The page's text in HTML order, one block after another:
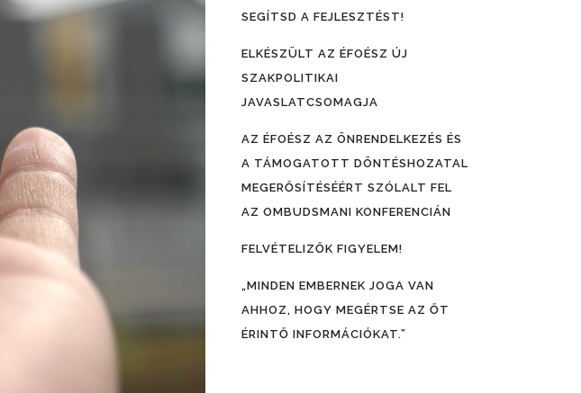
SEGÍTSD A FEJLESZTÉST!
ELKÉSZÜLT AZ ÉFOÉSZ ÚJ
SZAKPOLITIKAI
JAVASLATCSOMAGJA
AZ ÉFOÉSZ AZ ÖNRENDELKEZÉS ÉS
A TÁMOGATOTT DÖNTÉSHOZATAL
MEGERŐSÍTÉSÉÉRT SZÓLALT FEL
AZ OMBUDSMANI KONFERENCIÁN
FELVÉTELIZŐK FIGYELEM!
„MINDEN EMBERNEK JOGA VAN
AHHOZ, HOGY MEGÉRTSE AZ ŐT
ÉRINTŐ INFORMÁCIÓKAT.”